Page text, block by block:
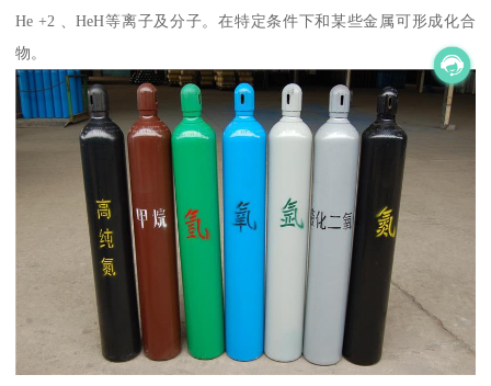
He +2 、HeH等离子及分子。在特定条件下和某些金属可形成化合
物。